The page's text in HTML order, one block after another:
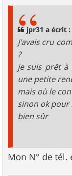
jpr31 a écrit :
J'avais cru
?
je suis prêt à
une petite
mais où le
sinon ok pour
bien sûr
Mon N° de tél.